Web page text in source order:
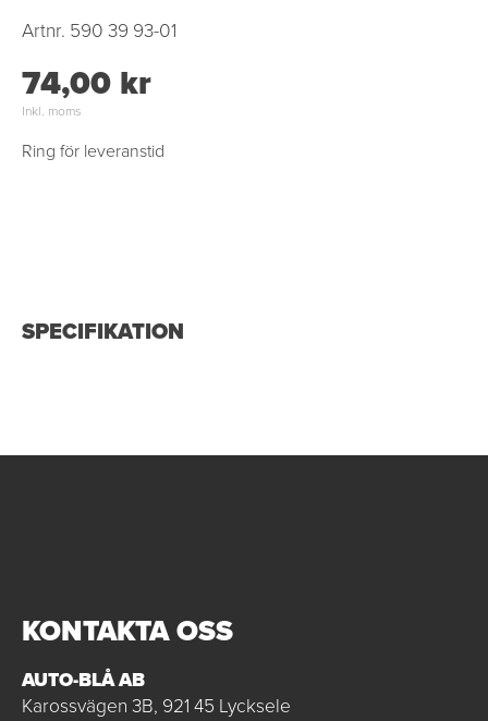
Artnr. 590 39 93-01
74,00 kr
Inkl. moms
Ring för leveranstid
SPECIFIKATION
KONTAKTA OSS
AUTO-BLÅ AB
Karossvägen 3B, 921 45 Lycksele